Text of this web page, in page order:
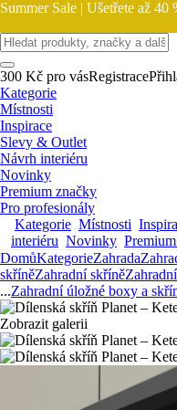
Summer Sale | Ušetřete až 40
300 Kč pro vásRegistrace
Kategorie
Místnosti
Inspirace
Slevy & Outlet
Návrh interiéru
Novinky
Premium značky
Pro profesionály
Kategorie Místnosti
interiéru Novinky
DomůKategorieZahrada
skříněZahradní skříně
...Zahradní úložné boxy a
Zobrazit galerii